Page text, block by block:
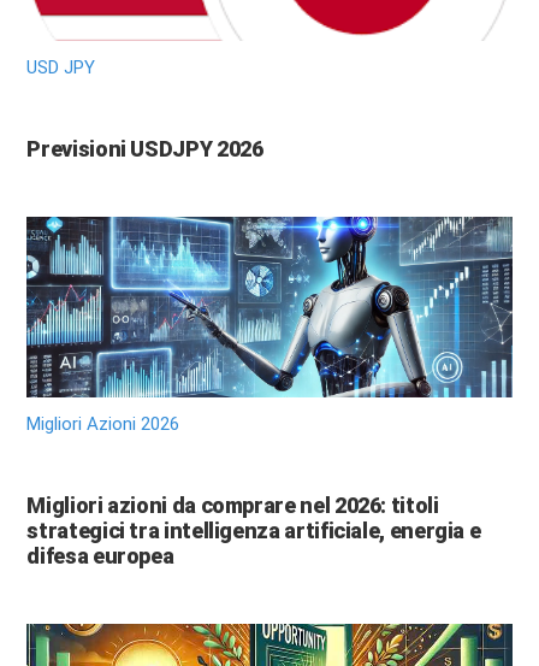
USD JPY
Previsioni USDJPY 2026
Migliori Azioni 2026
Migliori azioni da comprare nel 2026: titoli
strategici tra intelligenza artificiale, energia e
difesa europea